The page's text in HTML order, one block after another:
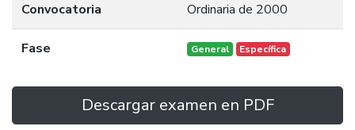
Convocatoria Ordinaria de 2000
Fase General Específica
Descargar examen en PDF